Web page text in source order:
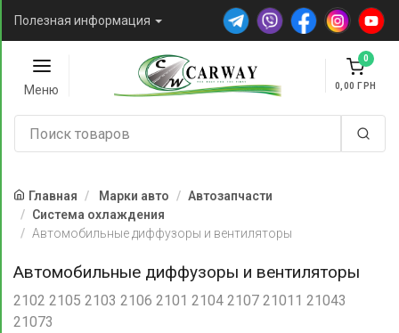
Полезная информация
Меню
0
0,00
Главная Марки авто
Автозапчасти
Система охлаждения
Автомобильные диффузоры и вентиляторы
Автомобильные диффузоры и вентиляторы
2102 2105 2103 2106 2101 2104 2107 21011 21043
21073